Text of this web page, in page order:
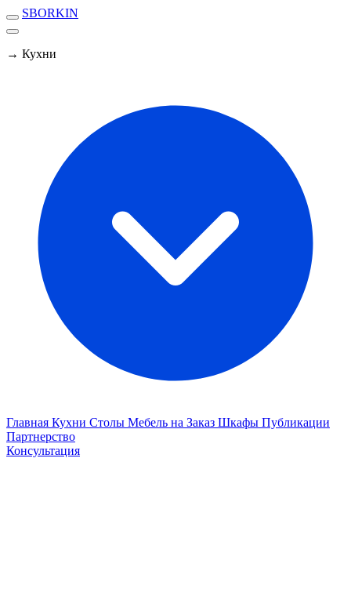
SBORKIN
→ Кухни
Главная Кухни Столы Мебель на Заказ Шкафы Публикации
Партнерство
Консультация